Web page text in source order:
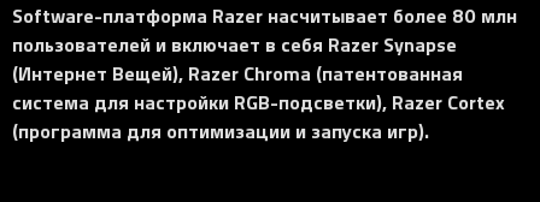
Software-платформа Razer насчитывает более 80 млн
пользователей и включает в себя Razer Synapse
(Интернет Вещей), Razer Chroma (патентованная
система для настройки RGB-подсветки), Razer Cortex
(программа для оптимизации и запуска игр).